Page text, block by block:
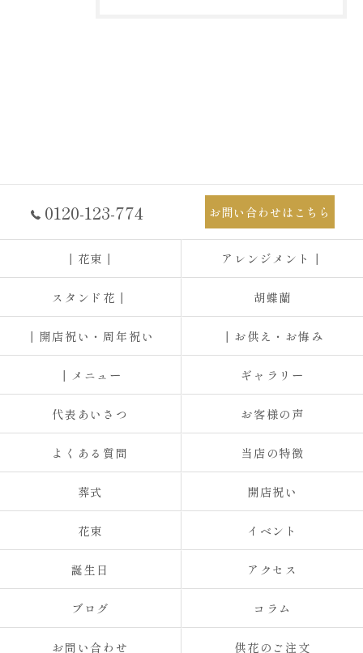
0120-123-774 お問い合わせはこちら
┃花束┃ アレンジメント┃
スタンド花┃ 胡蝶蘭
┃開店祝い・周年祝い ┃お供え・お悔み
┃メニュー ギャラリー
代表あいさつ お客様の声
よくある質問 当店の特徴
葬式 開店祝い
花束 イベント
誕生日 アクセス
ブログ コラム
お問い合わせ 供花のご注文